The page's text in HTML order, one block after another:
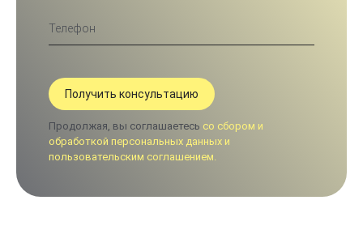
Продолжая, вы соглашаетесь со сбором и
обработкой персональных данных и
пользовательским соглашением.